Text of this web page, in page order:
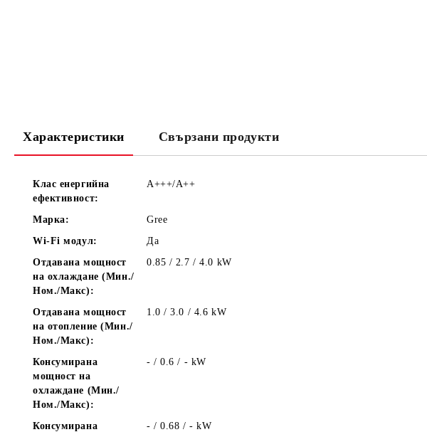
Характеристики Свързани продукти
Клас енергийна
ефективност:
А+++/A++
Марка:
Gree
Wi-Fi модул:
Дa
Отдавана мощност
на охлаждане (Мин./
Ном./Макс):
0.85 / 2.7 / 4.0 kW
Отдавана мощност
на отопление (Мин./
Ном./Макс):
1.0 / 3.0 / 4.6 kW
Консумирана
мощност на
охлаждане (Мин./
Ном./Макс):
- / 0.6 / - kW
Консумирана
- / 0.68 / -kW